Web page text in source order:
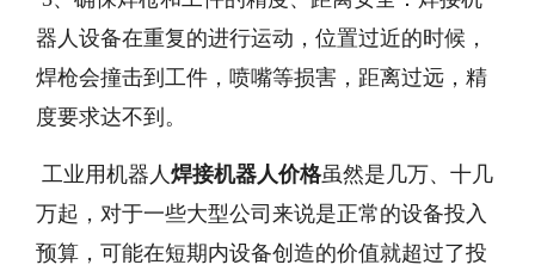
器人设备在重复的进行运动，位置过近的时候，
焊枪会撞击到工件，喷嘴等损害，距离过远，精
度要求达不到。
工业用机器人 焊接机器人价格虽然是几万、十几
万起，对于一些大型公司来说是正常的设备投入
预算，可能在短期内设备创造的价值就超过了投